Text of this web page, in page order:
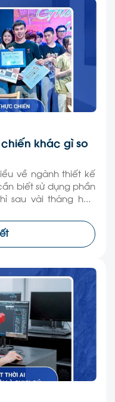
khác gì so
về ngành thiết kế
biết sử dụng phần
sau vài tháng học
đẹp mắt như […]